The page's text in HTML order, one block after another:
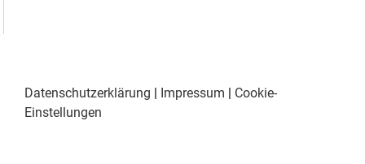
Datenschutzerklärung | Impressum | Cookie-
Einstellungen